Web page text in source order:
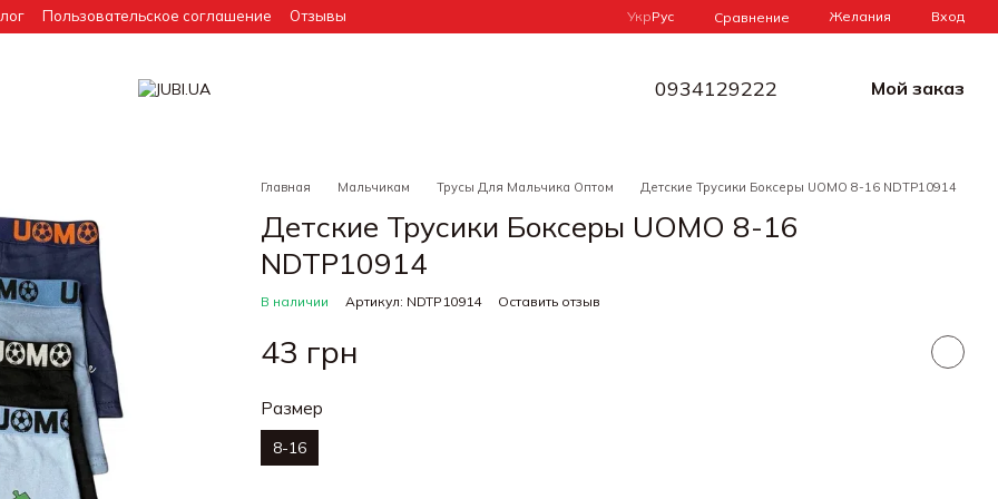
Пользовательское соглашение
Отзывы
УкрРус Сравнение Желания Вход
0934129222 Мой заказ
Главная Мальчикам Трусы Для Мальчика Оптом Детские Трусики Боксеры UOMO 8-16 NDTP10914
Детские Трусики Боксеры UOMO 8-16
NDTP10914
В наличии Артикул: NDTP10914 Оставить отзыв
43 грн
Размер
8-16